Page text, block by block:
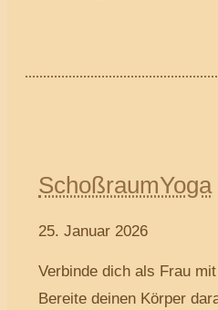
SchoßraumYoga
25. Januar 2026
Verbinde dich als Frau
Bereite deinen Körper